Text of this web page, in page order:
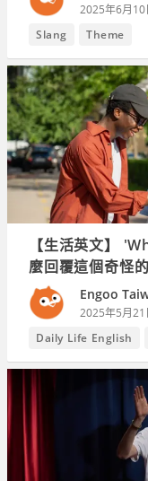
2025年6月10
Slang
Theme
【生活英文】
麼回覆這個奇怪
Engoo
2025年5月21
Daily Life English